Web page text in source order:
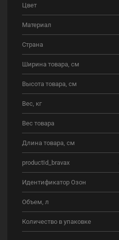
Цвет
Материал
Страна
Ширина товара, см
Высота товара, см
Вес, кг
Вес товара
Длина товара, см
productId_bravax
Идентификатор Озон
Объем, л
Количество в упаковке